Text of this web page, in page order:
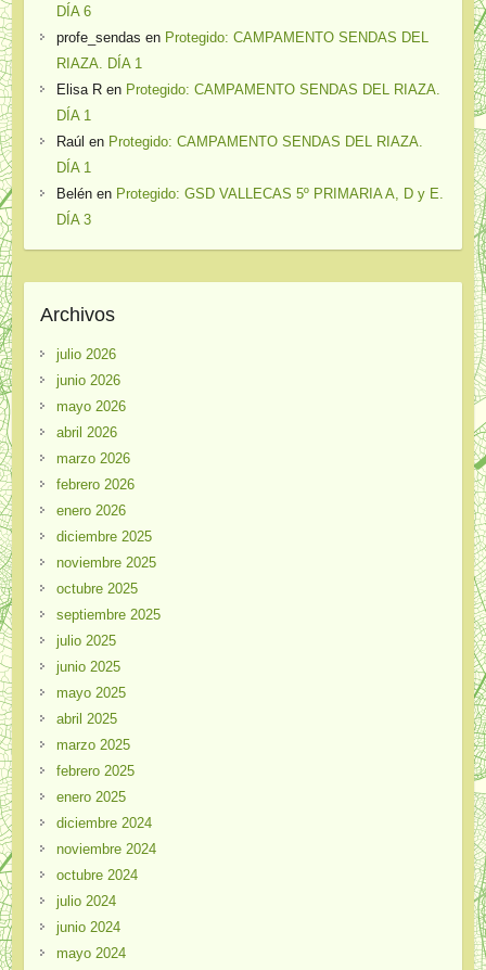
DÍA 6
profe_sendas en Protegido: CAMPAMENTO SENDAS DEL
RIAZA. DÍA 1
Elisa Ren Protegido: CAMPAMENTO SENDAS DEL RIAZA.
DÍA 1
Raúl en Protegido: CAMPAMENTO SENDAS DEL RIAZA.
DÍA 1
Belénen Protegido: GSD VALLECAS 5º PRIMARIA A, D y E.
DÍA 3
Archivos
julio 2026
junio 2026
mayo 2026
abril 2026
marzo 2026
febrero 2026
enero 2026
diciembre 2025
noviembre 2025
octubre 2025
septiembre 2025
julio 2025
junio 2025
mayo 2025
abril 2025
marzo 2025
febrero 2025
enero 2025
diciembre 2024
noviembre 2024
octubre 2024
julio 2024
junio 2024
mayo 2024